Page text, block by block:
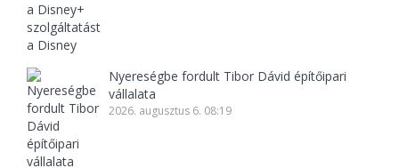
Nyereségbe fordult Tibor Dávid építőipari
vállalata
2026. augusztus 6. 08:19